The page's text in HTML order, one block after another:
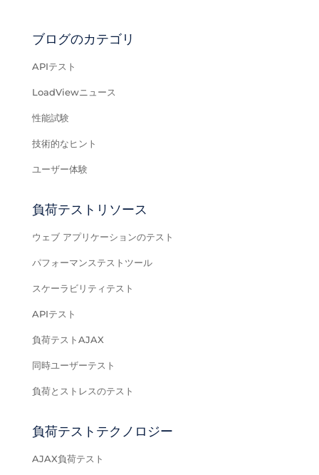
ブログのカテゴリ
APIテスト
LoadViewニュース
性能試験
技術的なヒント
ユーザー体験
負荷テストリソース
ウェブ アプリケーションのテスト
パフォーマンステストツール
スケーラビリティテスト
APIテスト
負荷テストAJAX
同時ユーザーテスト
負荷とストレスのテスト
負荷テストテクノロジー
AJAX負荷テスト